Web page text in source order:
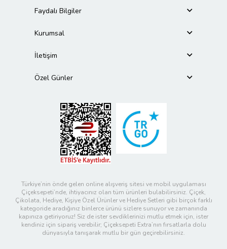
Faydalı Bilgiler
Kurumsal
İletişim
Özel Günler
Türkiye’nin önde gelen online alışveriş sitesi ve mobil uygulaması
Çiçeksepeti’nde, ihtiyacınız olan tüm ürünleri bulabilirsiniz. Çiçek,
Çikolata, Hediye, Kişiye Özel Ürünler ve Hediye Setleri gibi birçok farklı
kategoride aradığınız binlerce ürünü sizlere sunuyor ve zamanında
kapınıza getiriyoruz! Siz de ister sevdiklerinizi mutlu etmek için, ister
kendiniz için sipariş verebilir; Çiçeksepeti Extra’nın fırsatlarla dolu
dünyasıyla tanışarak mutlu bir gün geçirebilirsiniz.